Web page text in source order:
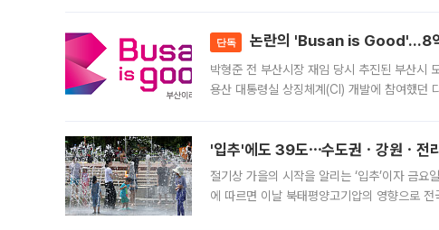
단독 논란의 'Busan is Good'…8억
박형준 전 부산시장 재임 당시 추진된 부산시
용산 대통령실 상징체계(CI) 개발에 참여했던
'입추'에도 39도⋯수도권ㆍ강원ㆍ전
절기상 가을의 시작을 알리는 ‘입추’이자 금
에 따르면 이날 북태평양고기압의 영향으로